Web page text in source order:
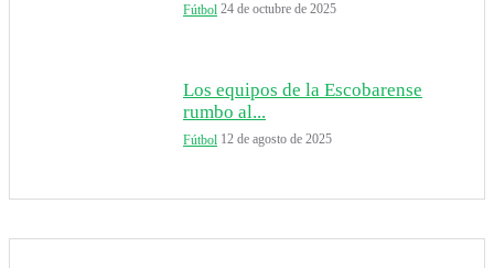
Fútbol 24 de octubre de 2025
Los equipos de la Escobarense
rumbo al...
Fútbol 12 de agosto de 2025